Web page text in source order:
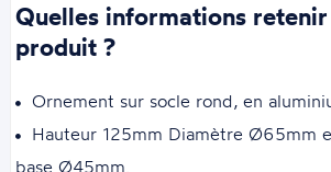
Quelles informations
produit ?
Ornement sur socle rond, en
Hauteur 125mm Diamètre Ø65mm
base Ø45mm.